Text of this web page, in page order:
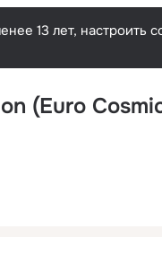
13 лет, настроить
(Euro